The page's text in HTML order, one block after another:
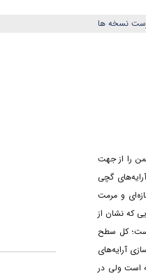
نسخه ها
را از جهت
گچی
و مرمت
که نشان از
کل سطح
آرایه‌های
است ولی در